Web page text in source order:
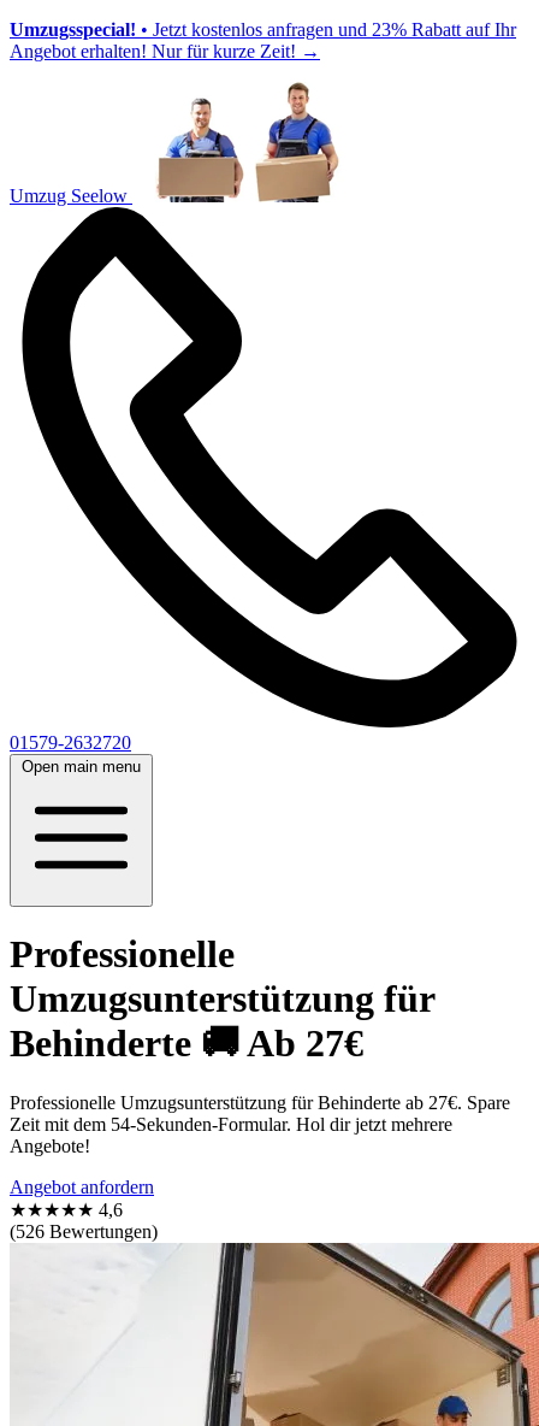
Umzugsspecial! • Jetzt kostenlos anfragen und 23% Rabatt auf Ihr
Angebot erhalten! Nur für kurze Zeit! →
Umzug Seelow
01579-2632720
Open main menu
Professionelle
Umzugsunterstützung für
Behinderte 🚚 Ab 27€
Professionelle Umzugsunterstützung für Behinderte ab 27€. Spare
Zeit mit dem 54-Sekunden-Formular. Hol dir jetzt mehrere
Angebote!
Angebot anfordern
★★★★★ 4,6
(526 Bewertungen)